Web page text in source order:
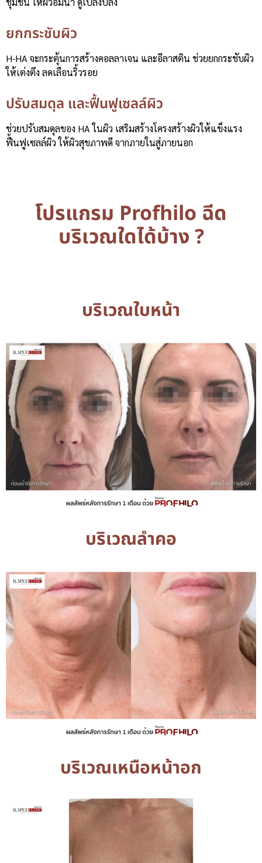
ยกกระชับผิว
H-HA จะกระตุ้นการสร้างคอลลาเจน และอีลาสติน ช่วยยกกระชับผิว
ให้เต่งตึง ลดเลือนริ้วรอย
ปรับสมดุล และฟื้นฟูเซลล์ผิว
ช่วยปรับสมดุลของ HA ในผิว เสริมสร้างโครงสร้างผิวให้แข็งแรง
ฟื้นฟูเซลล์ผิว ให้ผิวสุขภาพดี จากภายในสู่ภายนอก
โปรแกรม Profhilo ฉีด
บริเวณใดได้บ้าง ?
บริเวณใบหน้า
บริเวณลำคอ
บริเวณเหนือหน้าอก